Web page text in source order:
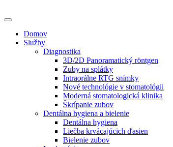
Domov
Služby
Diagnostika
3D/2D Panoramatický röntgen
Zuby na splátky
Intraorálne RTG snímky
Nové technológie v stomatológii
Moderná stomatologická klinika
Škrípanie zubov
Dentálna hygiena a bielenie
Dentálna hygiena
Liečba krvácajúcich ďasien
Bielenie zubov